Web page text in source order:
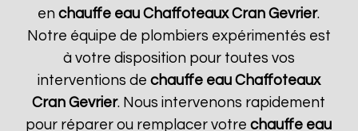
enchauffe eau Chaffoteaux Cran Gevrier.
Notre équipe de plombiers expérimentés est
à votre disposition pour toutes vos
interventions de chauffe eau Chaffoteaux
Cran Gevrier. Nous intervenons rapidement
pour réparer ou remplacer votrechauffe eau